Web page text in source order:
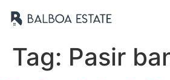
Tag: Pasir